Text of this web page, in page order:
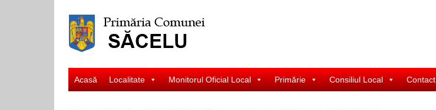
Acasă Localitate Monitorul Oficial Local Primărie Consiliul Local Contact